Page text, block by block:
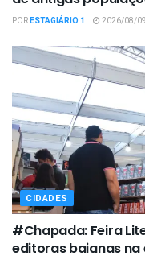
PORESTAGIÁRIO 1 2026/08/09
CIDADES
#Chapada: Feira
editoras baianas na